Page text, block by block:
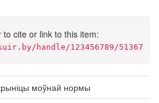
cite or link to this item:
handle/123456789/51367
моўнай нормы